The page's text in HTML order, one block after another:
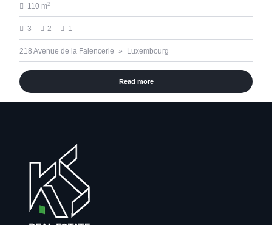
110 m2
3 2 1
218 Avenue de la Faiencerie Luxembourg
Read more